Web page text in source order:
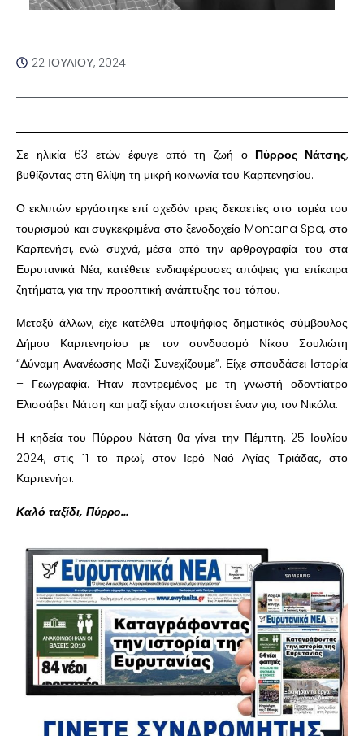
22 ΙΟΥΛΊΟΥ, 2024
Σε ηλικία 63 ετών έφυγε από τη ζωή ο Πύρρος Νάτσης,
βυθίζοντας στη θλίψη τη μικρή κοινωνία του Καρπενησίου.
Ο εκλιπών εργάστηκε επί σχεδόν τρεις δεκαετίες στο τομέα του
τουρισμού και συγκεκριμένα στο ξενοδοχείο Montana Spa, στο
Καρπενήσι, ενώ συχνά, μέσα από την αρθρογραφία του στα
Ευρυτανικά Νέα, κατέθετε ενδιαφέρουσες απόψεις για επίκαιρα
ζητήματα, για την προοπτική ανάπτυξης του τόπου.
Μεταξύ άλλων, είχε κατέλθει υποψήφιος δημοτικός σύμβουλος
Δήμου Καρπενησίου με τον συνδυασμό Νίκου Σουλιώτη
“Δύναμη Ανανέωσης Μαζί Συνεχίζουμε”. Είχε σπουδάσει Ιστορία
– Γεωγραφία. Ήταν παντρεμένος με τη γνωστή οδοντίατρο
Ελισσάβετ Νάτση και μαζί είχαν αποκτήσει έναν γιο, τον Νικόλα.
Η κηδεία του Πύρρου Νάτση θα γίνει την Πέμπτη, 25 Ιουλίου
2024, στις 11 το πρωί, στον Ιερό Ναό Αγίας Τριάδας, στο
Καρπενήσι.
Καλό ταξίδι, Πύρρο…